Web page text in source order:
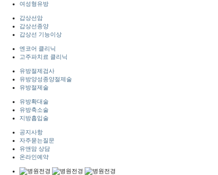
여성형유방
갑상선암
갑상선종양
갑상선 기능이상
엔코어 클리닉
고주파치료 클리닉
유방절제검사
유방양성종양절제술
유방절제술
유방확대술
유방축소술
지방흡입술
공지사항
자주묻는질문
유앤맘 상담
온라인예약